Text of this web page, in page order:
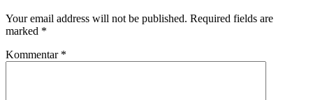
Your email address will not be published. Required fields are
marked *
Kommentar *